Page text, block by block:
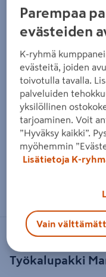
Työkalupakki
Parempaa
evästeiden
K-ryhmä
evästeitä, joiden
toivotulla tavalla.
palveluiden
yksilöllinen
tarjoaminen. Voit
”Hyväksy kaikki”.
myöhemmin
Lisätietoja K-
Vain